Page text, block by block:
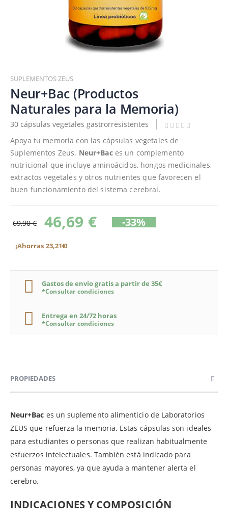
al
comienzo
de
la
galería
imágenes
SUPLEMENTOS ZEUS
Neur+Bac (Productos
Naturales para la Memoria)
30 cápsulas vegetales gastrorresistentes
Apoya tu memoria con las cápsulas vegetales de
Suplementos Zeus. Neur+Baces un complemento
nutricional que incluye aminoácidos, hongos medicinales,
extractos vegetales y otros nutrientes que favorecen el
buen funcionamiento del sistema cerebral.
69,90 € 46,69 € -33%
¡Ahorras 23,21€!
Gastos de envío gratis a partir de 35€
*Consultar condiciones
Entrega en 24/72 horas
*Consultar condiciones
PROPIEDADES
Neur+Bac es un suplemento alimenticio de Laboratorios
ZEUS que refuerza la memoria. Estas cápsulas son ideales
para estudiantes o personas que realizan habitualmente
esfuerzos intelectuales. También está indicado para
personas mayores, ya que ayuda a mantener alerta el
cerebro.
INDICACIONES Y COMPOSICIÓN